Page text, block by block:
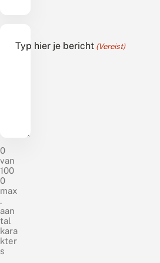
Typ hier je bericht (Vereist)
0
van
100
0
max
.
aan
tal
kara
kter
s